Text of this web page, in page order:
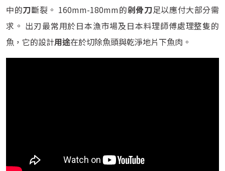
中的刀斷裂。 160mm-180mm的剁骨刀足以應付大部分需
求。 出刃最常用於日本漁市場及日本料理師傅處理整隻的
魚，它的設計用途在於切除魚頭與乾淨地片下魚肉。